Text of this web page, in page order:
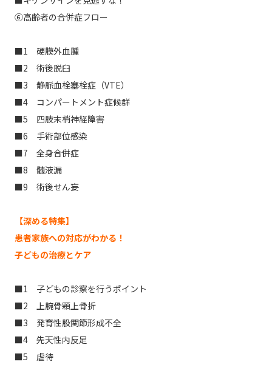
⑥高齢者の合併症フロー
■1 硬膜外血腫
■2 術後脱臼
■3 静脈血栓塞栓症（VTE）
■4 コンパートメント症候群
■5 四肢末梢神経障害
■6 手術部位感染
■7 全身合併症
■8 髄液漏
■9 術後せん妄
【深める特集】
患者家族への対応がわかる！
子どもの治療とケア
■1 子どもの診察を行うポイント
■2 上腕骨顆上骨折
■3 発育性股関節形成不全
■4 先天性内反足
■5 虐待